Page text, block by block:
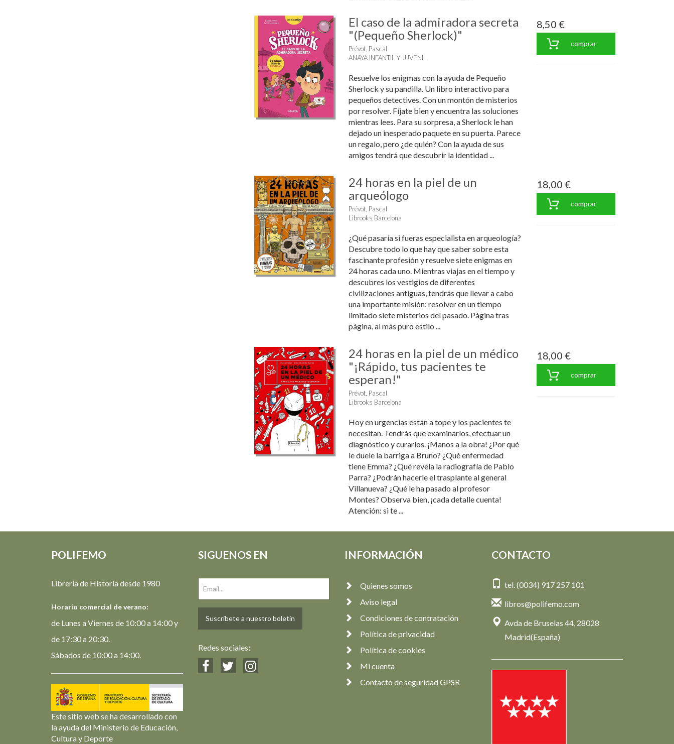
El caso de la admiradora secreta
"(Pequeño Sherlock)"
Prévot, Pascal
ANAYA INFANTIL Y JUVENIL
Resuelve los enigmas con la ayuda de Pequeño
Sherlock y su pandilla. Un libro interactivo para
pequeños detectives. Con un montón de misterios
por resolver. Fíjate bien y encuentra las soluciones
mientras lees. Para su sorpresa, a Sherlock le han
dejado un inesperado paquete en su puerta. Parece
un regalo, pero ¿de quién? Con la ayuda de sus
amigos tendrá que descubrir la identidad ...
8,50 €
comprar
24 horas en la piel de un
arqueólogo
Prévot, Pascal
Librooks Barcelona
¿Qué pasaría si fueras especialista en arqueología?
Descubre todo lo que hay que saber sobre esta
fascinante profesión y resuelve siete enigmas en
24 horas cada uno. Mientras viajas en el tiempo y
descubres los vestigios de diferentes
civilizaciones antiguas, tendrás que llevar a cabo
una importante misión: resolver en un tiempo
limitado siete misterios del pasado. Página tras
página, al más puro estilo ...
18,00 €
comprar
24 horas en la piel de un médico
"¡Rápido, tus pacientes te
esperan!"
Prévot, Pascal
Librooks Barcelona
Hoy en urgencias están a tope y los pacientes te
necesitan. Tendrás que examinarlos, efectuar un
diagnóstico y curarlos. ¡Manos a la obra! ¿Por qué
le duele la barriga a Bruno? ¿Qué enfermedad
tiene Emma? ¿Qué revela la radiografía de Pablo
Parra? ¿Podrán hacerle el trasplante al general
Villanueva? ¿Qué le ha pasado al profesor
Montes? Observa bien, ¡cada detalle cuenta!
Atención: si te ...
18,00 €
comprar
POLIFEMO
Librería de Historia desde 1980
Horario comercial de verano:
de Lunes a Viernes de 10:00 a 14:00 y
de 17:30 a 20:30.
Sábados de 10:00 a 14:00.
Este sitio web se ha desarrollado con
la ayuda del Ministerio de Educación,
Cultura y Deporte
SIGUENOS EN
Suscríbete a nuestro boletín
Redes sociales:
INFORMACIÓN
Quienes somos
Aviso legal
Condiciones de contratación
Política de privacidad
Política de cookies
Mi cuenta
Contacto de seguridad GPSR
CONTACTO
tel. (0034) 917 257 101
libros@polifemo.com
Avda de Bruselas 44, 28028
Madrid(España)